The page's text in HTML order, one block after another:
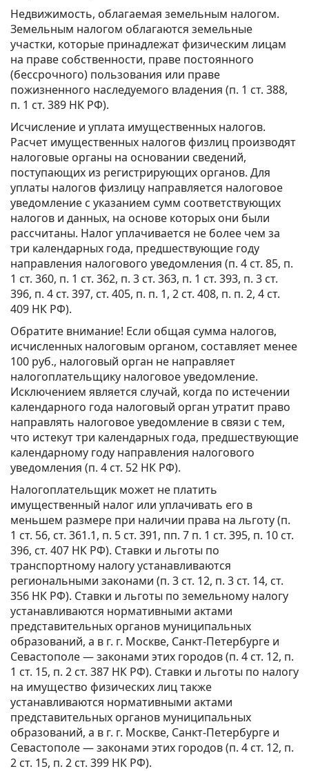
Недвижимость, облагаемая земельным налогом.
Земельным налогом облагаются земельные
участки, которые принадлежат физическим лицам
на праве собственности, праве постоянного
(бессрочного) пользования или праве
пожизненного наследуемого владения (п. 1 ст. 388,
п. 1 ст. 389 НК РФ).
Исчисление и уплата имущественных налогов.
Расчет имущественных налогов физлиц производят
налоговые органы на основании сведений,
поступающих из регистрирующих органов. Для
уплаты налогов физлицу направляется налоговое
уведомление с указанием сумм соответствующих
налогов и данных, на основе которых они были
рассчитаны. Налог уплачивается не более чем за
три календарных года, предшествующие году
направления налогового уведомления (п. 4 ст. 85, п.
1 ст. 360, п. 1 ст. 362, п. 3 ст. 363, п. 1 ст. 393, п. 3 ст.
396, п. 4 ст. 397, ст. 405, п. п. 1, 2 ст. 408, п. п. 2, 4 ст.
409 НК РФ).
Обратите внимание! Если общая сумма налогов,
исчисленных налоговым органом, составляет менее
100 руб., налоговый орган не направляет
налогоплательщику налоговое уведомление.
Исключением является случай, когда по истечении
календарного года налоговый орган утратит право
направлять налоговое уведомление в связи с тем,
что истекут три календарных года, предшествующие
календарному году направления налогового
уведомления (п. 4 ст. 52 НК РФ).
Налогоплательщик может не платить
имущественный налог или уплачивать его в
меньшем размере при наличии права на льготу (п.
1 ст. 56, ст. 361.1, п. 5 ст. 391, пп. 7 п. 1 ст. 395, п. 10 ст.
396, ст. 407 НК РФ). Ставки и льготы по
транспортному налогу устанавливаются
региональными законами (п. 3 ст. 12, п. 3 ст. 14, ст.
356 НК РФ). Ставки и льготы по земельному налогу
устанавливаются нормативными актами
представительных органов муниципальных
образований, а в г. г. Москве, Санкт-Петербурге и
Севастополе — законами этих городов (п. 4 ст. 12, п.
1 ст. 15, п. 2 ст. 387 НК РФ). Ставки и льготы по налогу
на имущество физических лиц также
устанавливаются нормативными актами
представительных органов муниципальных
образований, а в г. г. Москве, Санкт-Петербурге и
Севастополе — законами этих городов (п. 4 ст. 12, п.
2 ст. 15, п. 2 ст. 399 НК РФ).